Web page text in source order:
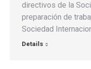
directivos de la
preparación de
Sociedad
Details